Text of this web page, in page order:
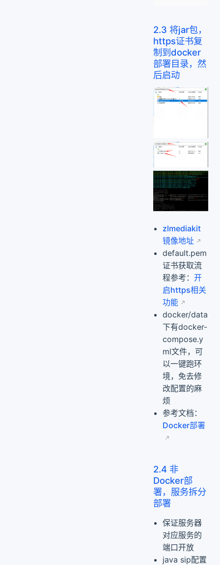
2.3 将jar包，
https证书复
制到docker
部署目录，然
后启动
zlmediakit
镜像地址
default.pem
证书获取流
程参考：开
启https相关
功能
docker/data
下有docker-
compose.y
ml文件，可
以一键跑环
境，免去修
改配置的麻
烦
参考文档：
Docker部署
2.4 非
Docker部
署，服务拆分
部署
保证服务器
对应服务的
端口开放
java sip配置